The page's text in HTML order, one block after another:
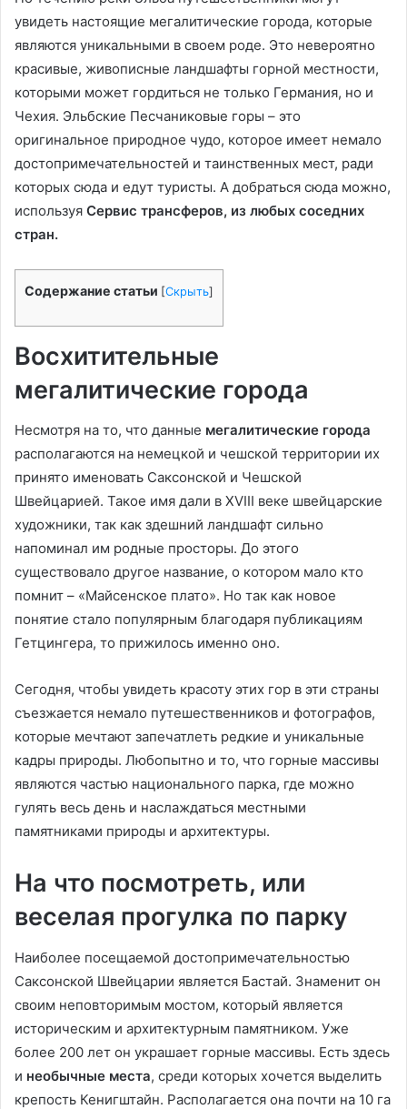
увидеть настоящие мегалитические города, которые
являются уникальными в своем роде. Это невероятно
красивые, живописные ландшафты горной местности,
которыми может гордиться не только Германия, но и
Чехия. Эльбские Песчаниковые горы – это
оригинальное природное чудо, которое имеет немало
достопримечательностей и таинственных мест, ради
которых сюда и едут туристы. А добраться сюда можно,
используя Сервис трансферов, из любых соседних
стран.
Содержание статьи [Скрыть]
Восхитительные
мегалитические города
Несмотря на то, что данные мегалитические города
располагаются на немецкой и чешской территории их
принято именовать Саксонской и Чешской
Швейцарией. Такое имя дали в XVIII веке швейцарские
художники, так как здешний ландшафт сильно
напоминал им родные просторы. До этого
существовало другое название, о котором мало кто
помнит – «Майсенское плато». Но так как новое
понятие стало популярным благодаря публикациям
Гетцингера, то прижилось именно оно.
Сегодня, чтобы увидеть красоту этих гор в эти страны
съезжается немало путешественников и фотографов,
которые мечтают запечатлеть редкие и уникальные
кадры природы. Любопытно и то, что горные массивы
являются частью национального парка, где можно
гулять весь день и наслаждаться местными
памятниками природы и архитектуры.
На что посмотреть, или
веселая прогулка по парку
Наиболее посещаемой достопримечательностью
Саксонской Швейцарии является Бастай. Знаменит он
своим неповторимым мостом, который является
историческим и архитектурным памятником. Уже
более 200 лет он украшает горные массивы. Есть здесь
и необычные места, среди которых хочется выделить
крепость Кенигштайн. Располагается она почти на 10 га